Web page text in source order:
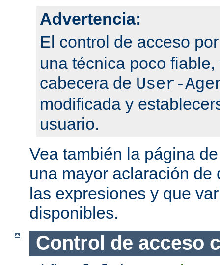
Advertencia:
El control de acceso
una técnica poco
cabecera de User-
modificada y
usuario.
Vea también la página
una mayor aclaración de
las expresiones y que
disponibles.
Control de acceso